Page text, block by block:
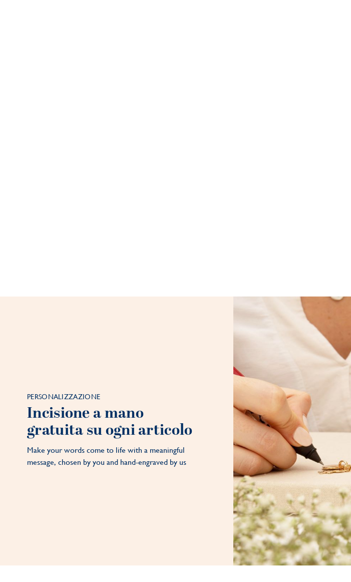
PERSONALIZZAZIONE
Incisione a mano
gratuita su ogni articolo
Make your words come to life with a meaningful
message, chosen by you and hand-engraved by us